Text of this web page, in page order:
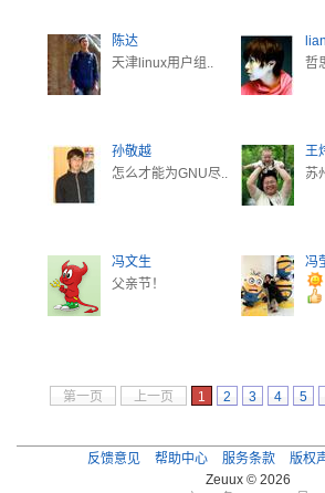
陈达
天津linux用户组..
哲
孙敬越
怎么才能为GNU尽..
王
苏
冯文生
父亲节！
冯
第一页 上一页 1 2 3 4 5
反馈意见 帮助中心 服务条款 版权
Zeuux © 2026